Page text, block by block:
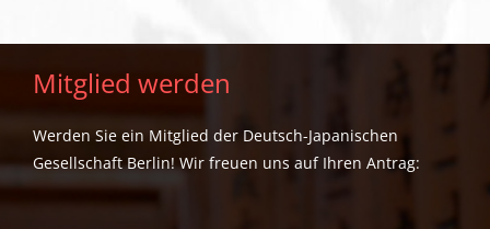
Mitglied werden
Werden Sie ein Mitglied der Deutsch-Japanischen
Gesellschaft Berlin! Wir freuen uns auf Ihren Antrag: